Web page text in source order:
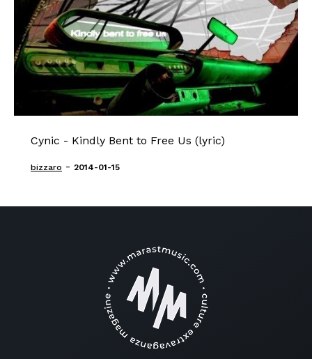
Cynic - Kindly Bent to Free Us (lyric)
bizzaro - 2014-01-15